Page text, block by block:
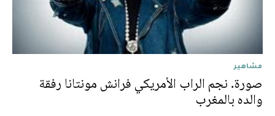
مشاهير
صورة. نجم الراب الأمريكي فرانش مونتانا رفقة
والده بالمغرب